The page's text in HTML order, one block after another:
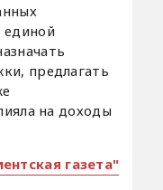
предлагать
на доходы
газета"